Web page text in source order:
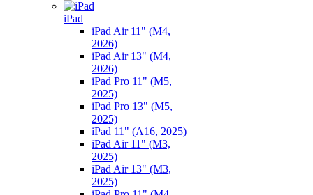
iPad
iPad Air 11" (M4,
2026)
iPad Air 13" (M4,
2026)
iPad Pro 11" (M5,
2025)
iPad Pro 13" (M5,
2025)
iPad 11" (A16, 2025)
iPad Air 11" (M3,
2025)
iPad Air 13" (M3,
2025)